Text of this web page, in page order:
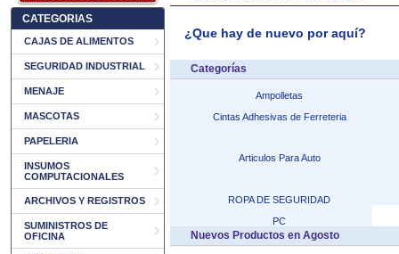
CATEGORIAS
CAJAS DE ALIMENTOS
SEGURIDAD INDUSTRIAL
MENAJE
MASCOTAS
PAPELERIA
INSUMOS
COMPUTACIONALES
ARCHIVOS Y REGISTROS
SUMINISTROS DE
OFICINA
¿Que hay de nuevo por aquí?
Categorías
Ampolletas
Cintas Adhesivas de Ferreteria
Articulos Para Auto
ROPA DE SEGURIDAD
PC
Nuevos Productos en Agosto